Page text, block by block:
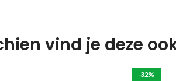
moeten worden hebben een langere
meubel zelf te controleren op eventuele
vind je deze
-32%